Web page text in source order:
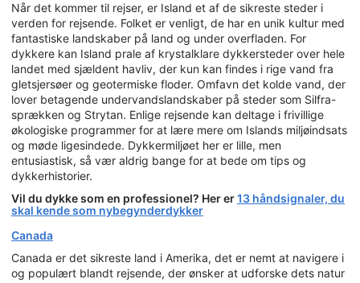
Når det kommer til rejser, er Island et af de sikreste steder i
verden for rejsende. Folket er venligt, de har en unik kultur med
fantastiske landskaber på land og under overfladen. For
dykkere kan Island prale af krystalklare dykkersteder over hele
landet med sjældent havliv, der kun kan findes i rige vand fra
gletsjersøer og geotermiske floder. Omfavn det kolde vand, der
lover betagende undervandslandskaber på steder som Silfra-
sprækken og Strytan. Enlige rejsende kan deltage i frivillige
økologiske programmer for at lære mere om Islands miljøindsats
og møde ligesindede. Dykkermiljøet her er lille, men
entusiastisk, så vær aldrig bange for at bede om tips og
dykkerhistorier.
Vil du dykke som en professionel? Her er13 håndsignaler, du
skal kende som nybegynderdykker
Canada
Canada er det sikreste land i Amerika, det er nemt at navigere i
og populært blandt rejsende, der ønsker at udforske dets natur